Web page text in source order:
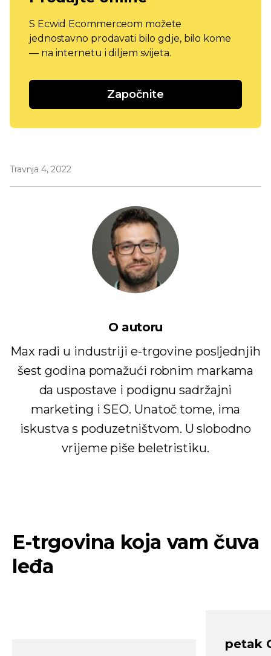
S Ecwid Ecommerceom možete
jednostavno prodavati bilo gdje, bilo kome
— na internetu i diljem svijeta.
Započnite
Travnja 4, 2022
O autoru
Max radi u industriji e-trgovine posljednjih
šest godina pomažući robnim markama
da uspostave i podignu sadržajni
marketing i SEO. Unatoč tome, ima
iskustva s poduzetništvom. U slobodno
vrijeme piše beletristiku.
E-trgovina koja vam čuva
leđa
petak